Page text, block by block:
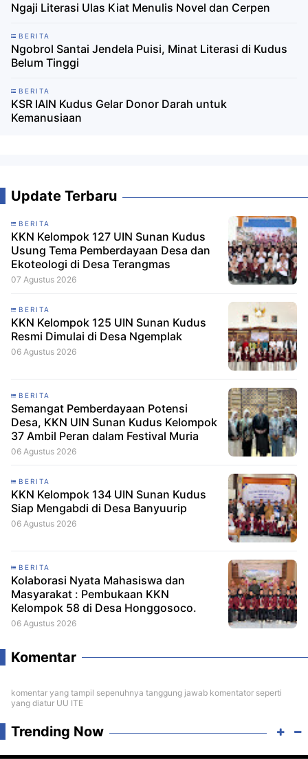
Ngaji Literasi Ulas Kiat Menulis Novel dan Cerpen
BERITA
Ngobrol Santai Jendela Puisi, Minat Literasi di Kudus
Belum Tinggi
BERITA
KSR IAIN Kudus Gelar Donor Darah untuk
Kemanusiaan
Update Terbaru
BERITA
KKN Kelompok 127 UIN Sunan Kudus
Usung Tema Pemberdayaan Desa dan
Ekoteologi di Desa Terangmas
07 Agustus 2026
BERITA
KKN Kelompok 125 UIN Sunan Kudus
Resmi Dimulai di Desa Ngemplak
06 Agustus 2026
BERITA
Semangat Pemberdayaan Potensi
Desa, KKN UIN Sunan Kudus Kelompok
37 Ambil Peran dalam Festival Muria
06 Agustus 2026
BERITA
KKN Kelompok 134 UIN Sunan Kudus
Siap Mengabdi di Desa Banyuurip
06 Agustus 2026
BERITA
Kolaborasi Nyata Mahasiswa dan
Masyarakat : Pembukaan KKN
Kelompok 58 di Desa Honggosoco.
06 Agustus 2026
Komentar
komentar yang tampil sepenuhnya tanggung jawab komentator seperti
yang diatur UU ITE
Trending Now